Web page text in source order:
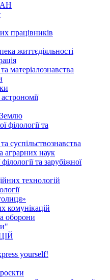
працівників
життєдіяльності
матеріалознавства
Землю
філології та
суспільствознавства
аграрних наук
та зарубіжної
технологій
комунікацій
оборони
yourself!